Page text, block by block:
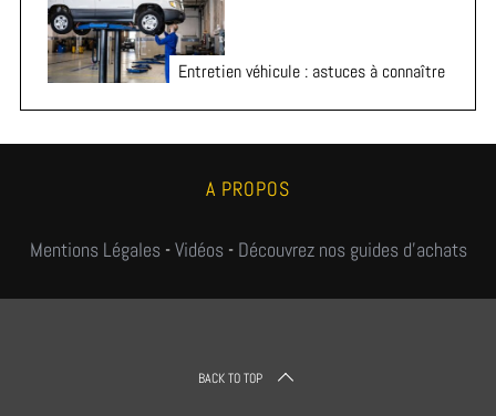
Entretien véhicule : astuces à connaître
A PROPOS
Mentions Légales-Vidéos- Découvrez nos guides d'achats
BACK TO TOP